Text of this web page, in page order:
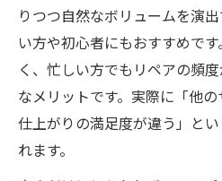
りつつ自然なボリュームを演
い方や初心者にもおすすめで
く、忙しい方でもリペアの頻
なメリットです。実際に「他の
仕上がりの満足度が違う」と
れます。